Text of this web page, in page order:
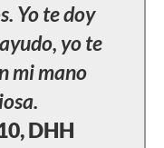
Yo te doy
yo te
mi mano
DHH